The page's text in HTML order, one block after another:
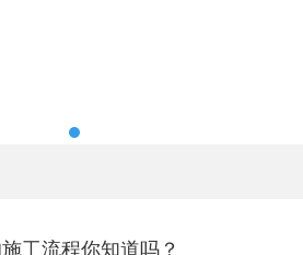
工流程你知道吗？